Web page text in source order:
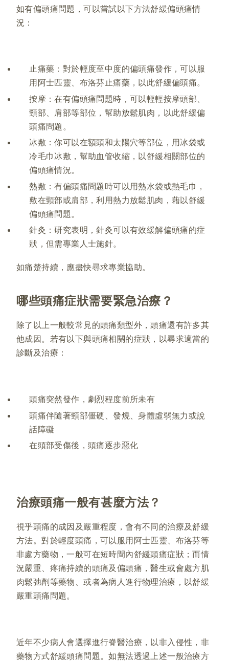
如有偏頭痛問題，可以嘗試以下方法舒緩偏頭痛情
況：
止痛藥：對於輕度至中度的偏頭痛發作，可以服
用阿士匹靈、布洛芬止痛藥，以此舒緩偏頭痛。
按摩：在有偏頭痛問題時，可以輕輕按摩頭部、
頸部、肩部等部位，幫助放鬆肌肉，以此舒緩偏
頭痛問題。
冰敷：你可以在額頭和太陽穴等部位，用冰袋或
冷毛巾冰敷，幫助血管收縮，以舒緩相關部位的
偏頭痛情況。
熱敷：有偏頭痛問題時可以用熱水袋或熱毛巾，
敷在頸部或肩部，利用熱力放鬆肌肉，藉以舒緩
偏頭痛問題。
針灸：研究表明，針灸可以有效緩解偏頭痛的症
狀，但需專業人士施針。
如痛楚持續，應盡快尋求專業協助。
哪些頭痛症狀需要緊急治療？
除了以上一般較常見的頭痛類型外，頭痛還有許多其
他成因。若有以下與頭痛相關的症狀，以尋求適當的
診斷及治療：
頭痛突然發作，劇烈程度前所未有
頭痛伴隨著頸部僵硬、發燒、身體虛弱無力或說
話障礙
在頭部受傷後，頭痛逐步惡化
治療頭痛一般有甚麼方法？
視乎頭痛的成因及嚴重程度，會有不同的治療及舒緩
方法。對於輕度頭痛，可以服用阿士匹靈、布洛芬等
非處方藥物，一般可在短時間內舒緩頭痛症狀；而情
況嚴重、疼痛持續的頭痛及偏頭痛，醫生或會處方肌
肉鬆弛劑等藥物、或者為病人進行物理治療，以舒緩
嚴重頭痛問題。
近年不少病人會選擇進行脊醫治療，以非入侵性，非
藥物方式舒緩頭痛問題。如無法透過上述一般治療方